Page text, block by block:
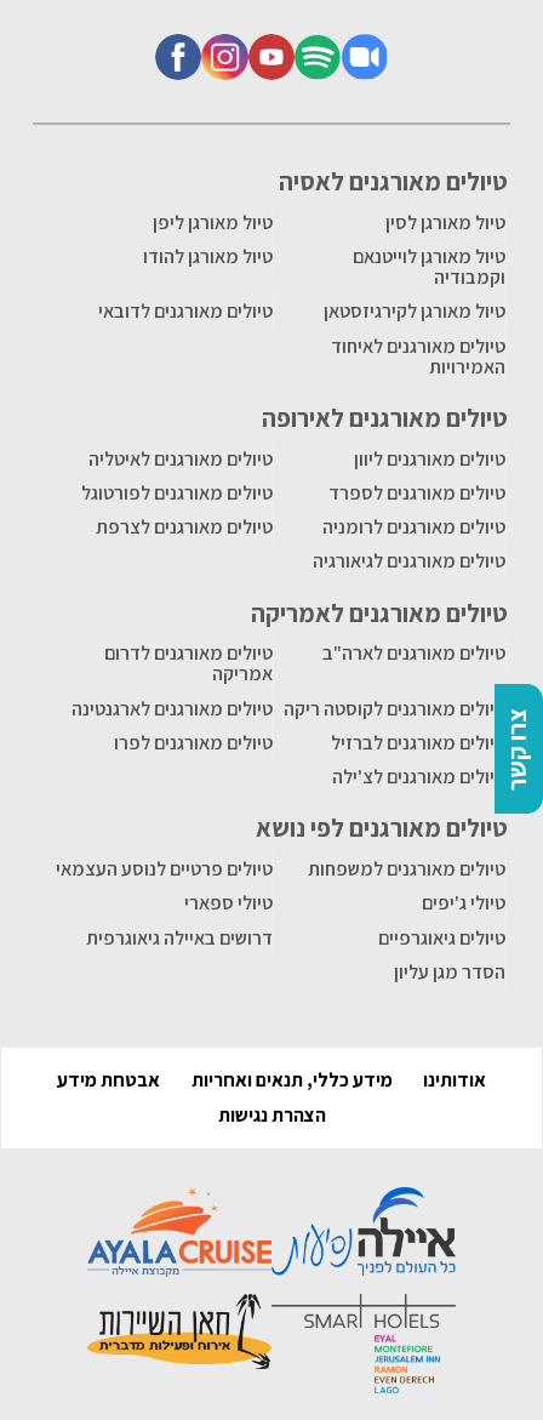
צרו קשר
טיולים מאורגנים לאסיה
טיול מאורגן לסין
טיול מאורגן ליפן
טיול מאורגן לוייטנאם
וקמבודיה
טיול מאורגן להודו
טיול מאורגן לקירגיזסטאן
טיולים מאורגנים לדובאי
טיולים מאורגנים לאיחוד
האמירויות
טיולים מאורגנים לאירופה
טיולים מאורגנים ליוון
טיולים מאורגנים לאיטליה
טיולים מאורגנים לספרד
טיולים מאורגנים לפורטוגל
טיולים מאורגנים לרומניה
טיולים מאורגנים לצרפת
טיולים מאורגנים לגיאורגיה
טיולים מאורגנים לאמריקה
טיולים מאורגנים לארה"ב
טיולים מאורגנים לדרום
אמריקה
טיולים מאורגנים לקוסטה ריקה טיולים מאורגנים לארגנטינה
טיולים מאורגנים לברזיל
טיולים מאורגנים לפרו
טיולים מאורגנים לצ'ילה
טיולים מאורגנים לפי נושא
טיולים מאורגנים למשפחות
טיולים פרטיים לנוסע העצמאי
טיולי ג'יפים
טיולי ספארי
טיולים גיאוגרפיים
דרושים באיילה גיאוגרפית
הסדר מגן עליון
אודותינו מידע כללי, תנאים ואחריות
אבטחת מידע
הצהרת נגישות